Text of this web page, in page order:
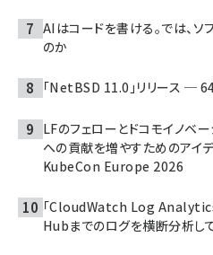
AIはコードを書ける。では、ソ
のか
「NetBSD 11.0」リリース ─
LFのフェローとドコモイノベ
への貢献を増やすためのアイ
KubeCon Europe 2026
「CloudWatch Log
Hubまでのログを横断分析し